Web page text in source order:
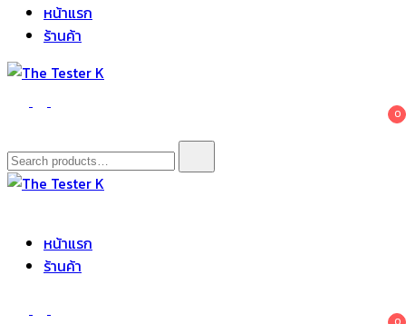
หน้าแรก
ร้านค้า
The Tester K
Korean cosmetics 0
Search
for:
หน้าแรก
ร้านค้า